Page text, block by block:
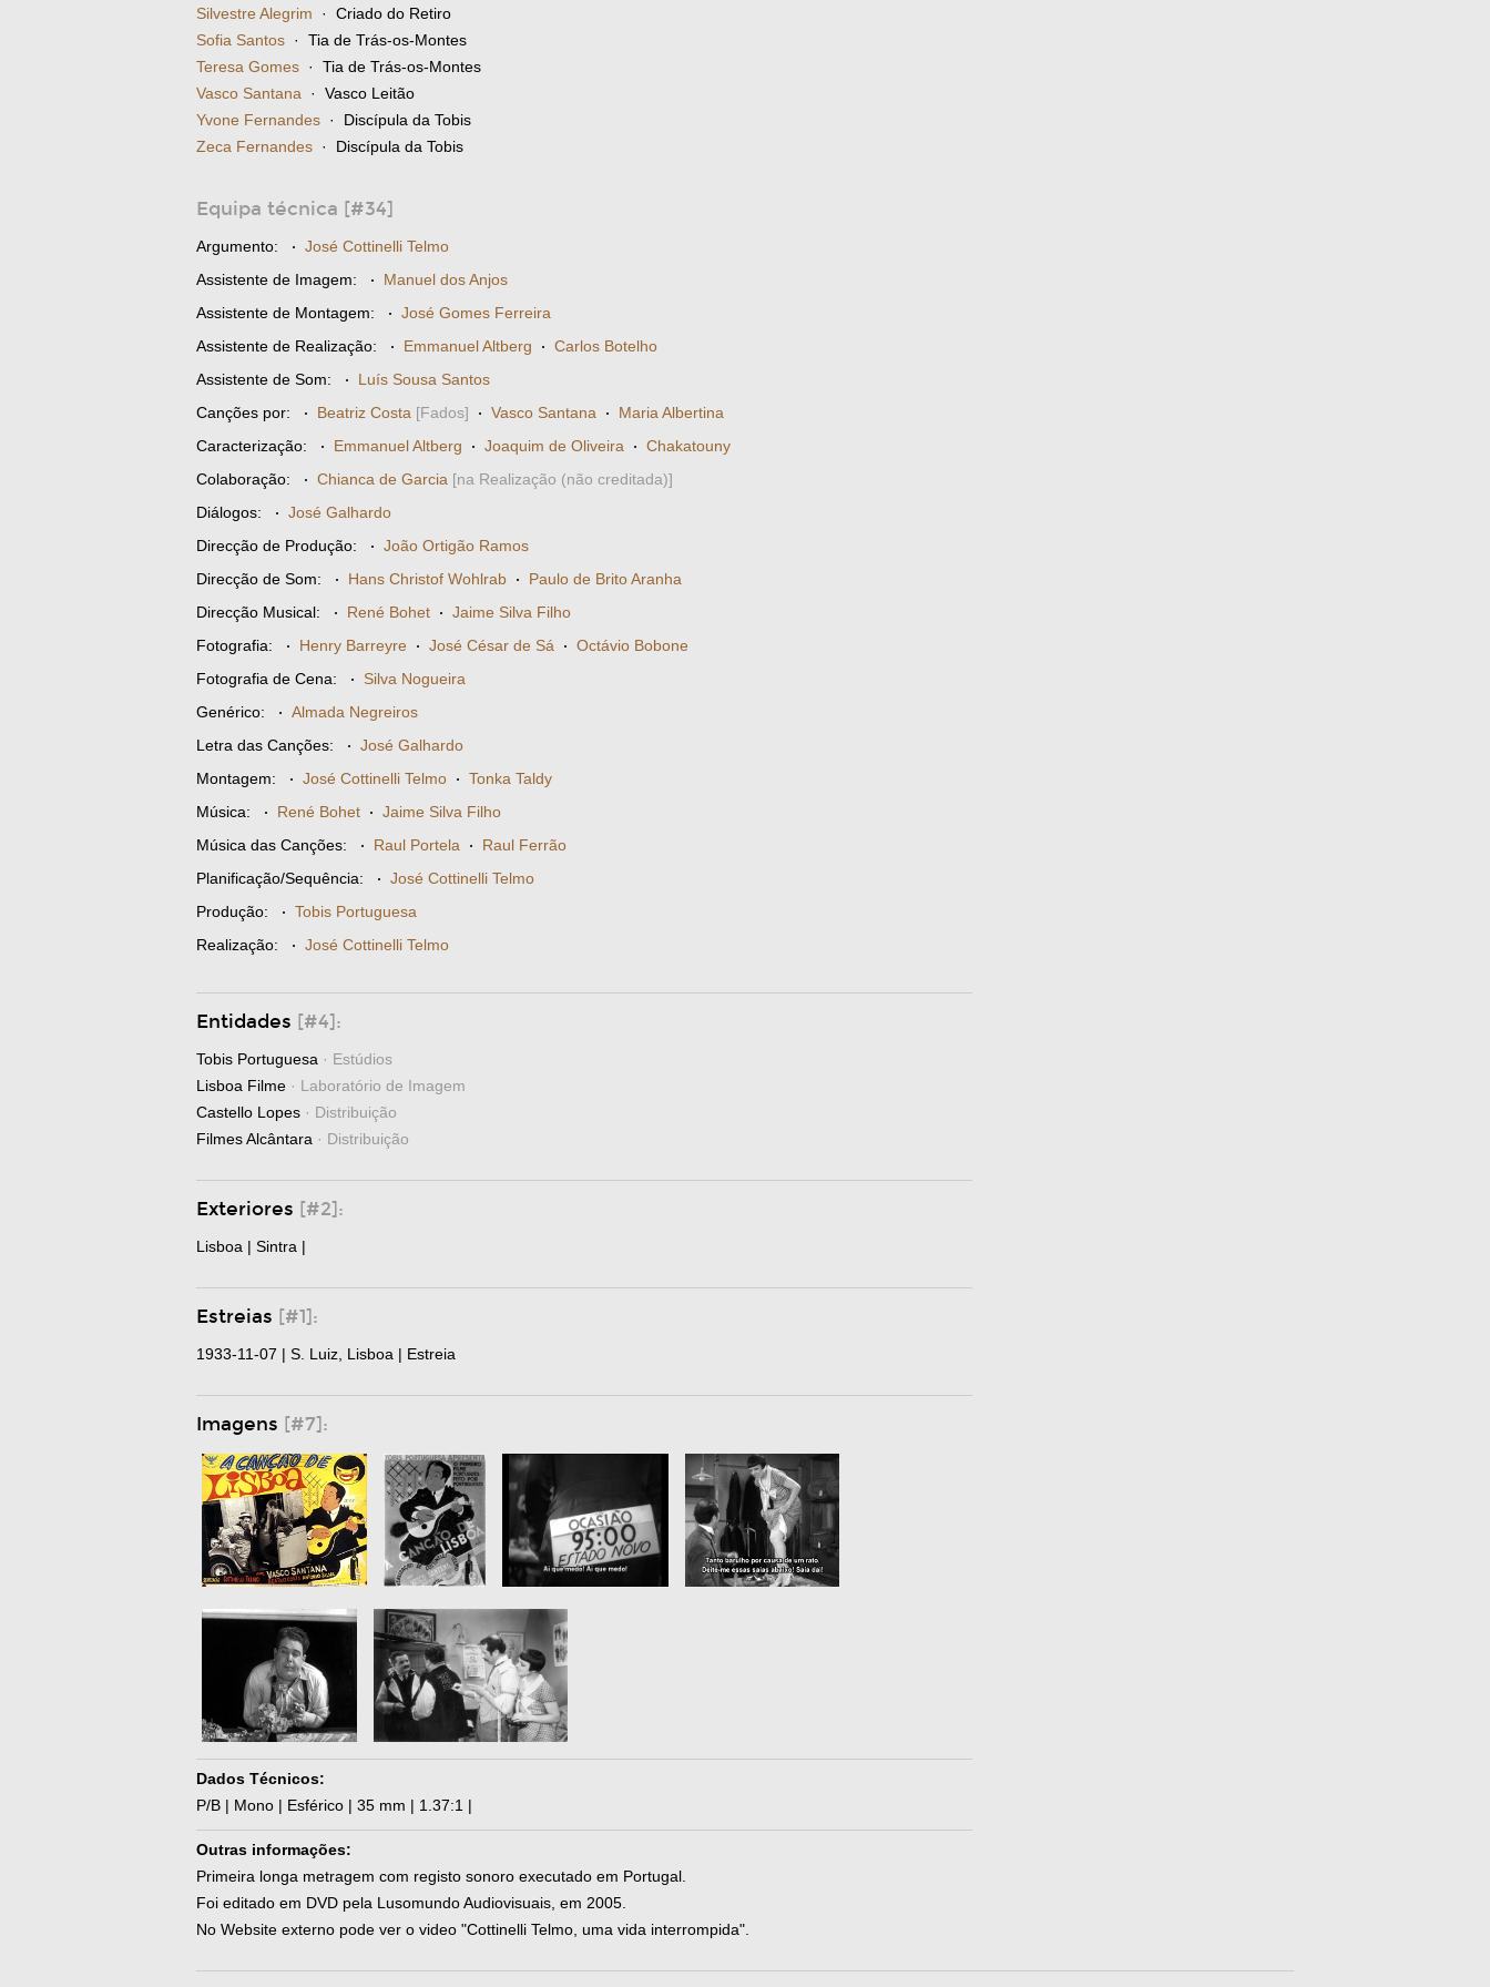
Silvestre Alegrim · Criado do Retiro
Sofia Santos · Tia de Trás-os-Montes
Teresa Gomes · Tia de Trás-os-Montes
Vasco Santana · Vasco Leitão
Yvone Fernandes · Discípula da Tobis
Zeca Fernandes · Discípula da Tobis
Equipa técnica [#34]
Argumento: · José Cottinelli Telmo
Assistente de Imagem: · Manuel dos Anjos
Assistente de Montagem: · José Gomes Ferreira
Assistente de Realização: · Emmanuel Altberg · Carlos Botelho
Assistente de Som: · Luís Sousa Santos
Canções por: · Beatriz Costa [Fados] · Vasco Santana · Maria Albertina
Caracterização: · Emmanuel Altberg · Joaquim de Oliveira · Chakatouny
Colaboração: · Chianca de Garcia [na Realização (não creditada)]
Diálogos: · José Galhardo
Direcção de Produção: · João Ortigão Ramos
Direcção de Som: · Hans Christof Wohlrab · Paulo de Brito Aranha
Direcção Musical: · René Bohet · Jaime Silva Filho
Fotografia: · Henry Barreyre · José César de Sá · Octávio Bobone
Fotografia de Cena: · Silva Nogueira
Genérico: · Almada Negreiros
Letra das Canções: · José Galhardo
Montagem: · José Cottinelli Telmo · Tonka Taldy
Música: · René Bohet · Jaime Silva Filho
Música das Canções: · Raul Portela · Raul Ferrão
Planificação/Sequência: · José Cottinelli Telmo
Produção: · Tobis Portuguesa
Realização: · José Cottinelli Telmo
Entidades [#4]:
Tobis Portuguesa · Estúdios
Lisboa Filme · Laboratório de Imagem
Castello Lopes · Distribuição
Filmes Alcântara · Distribuição
Exteriores [#2]:
Lisboa | Sintra |
Estreias [#1]:
1933-11-07 | S. Luiz, Lisboa | Estreia
Imagens [#7]:
Dados Técnicos:
P/B | Mono | Esférico | 35 mm | 1.37:1 |
Outras informações:
Primeira longa metragem com registo sonoro executado em Portugal.
Foi editado em DVD pela Lusomundo Audiovisuais, em 2005.
No Website externo pode ver o video "Cottinelli Telmo, uma vida interrompida".